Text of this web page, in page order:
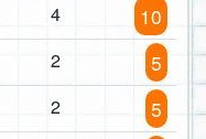
4 10
2 5
2 5